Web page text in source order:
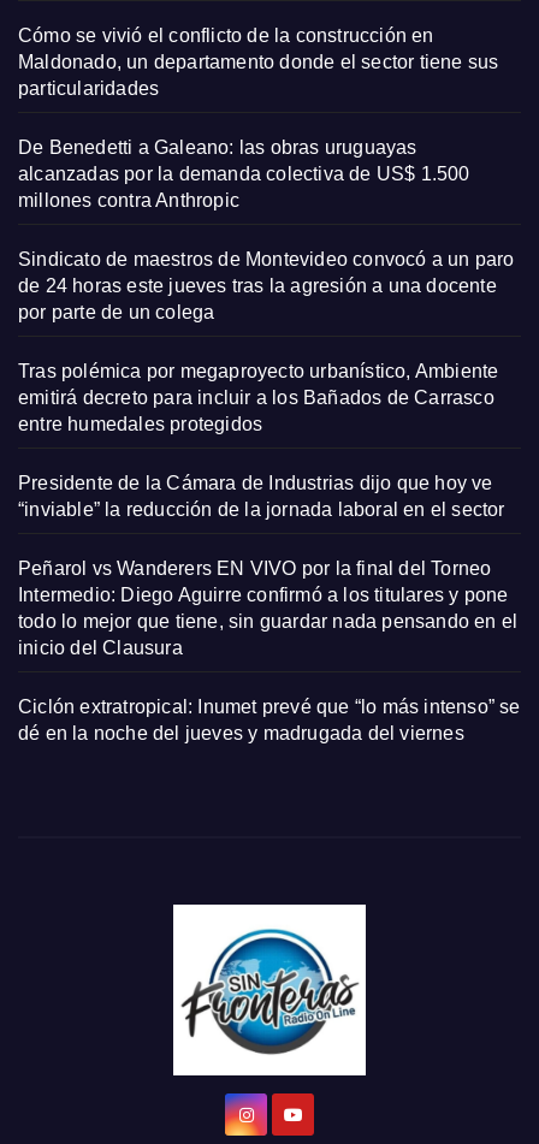
Cómo se vivió el conflicto de la construcción en
Maldonado, un departamento donde el sector tiene sus
particularidades
De Benedetti a Galeano: las obras uruguayas
alcanzadas por la demanda colectiva de US$ 1.500
millones contra Anthropic
Sindicato de maestros de Montevideo convocó a un paro
de 24 horas este jueves tras la agresión a una docente
por parte de un colega
Tras polémica por megaproyecto urbanístico, Ambiente
emitirá decreto para incluir a los Bañados de Carrasco
entre humedales protegidos
Presidente de la Cámara de Industrias dijo que hoy ve
“inviable” la reducción de la jornada laboral en el sector
Peñarol vs Wanderers EN VIVO por la final del Torneo
Intermedio: Diego Aguirre confirmó a los titulares y pone
todo lo mejor que tiene, sin guardar nada pensando en el
inicio del Clausura
Ciclón extratropical: Inumet prevé que “lo más intenso” se
dé en la noche del jueves y madrugada del viernes